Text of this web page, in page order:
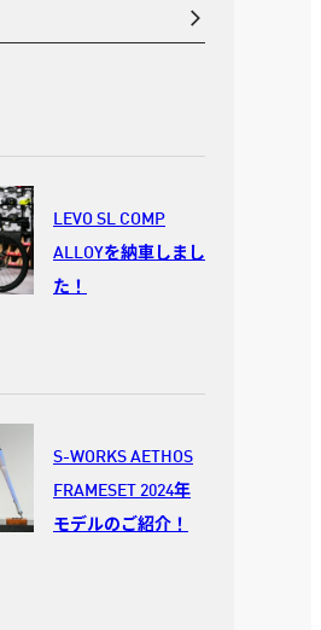
LEVO SL COMP
ALLOYを納車しまし
た！
S-WORKS AETHOS
FRAMESET 2024年
モデルのご紹介！